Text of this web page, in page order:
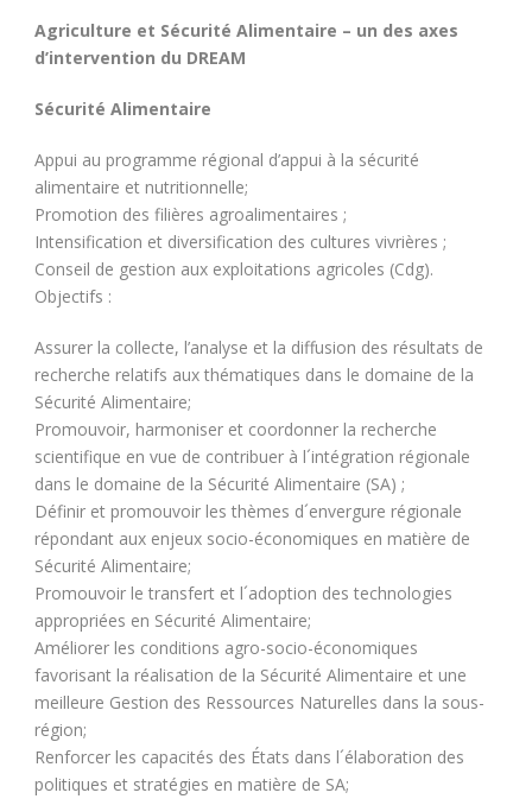
Agriculture et Sécurité Alimentaire – un des axes
d’intervention du DREAM
Sécurité Alimentaire
Appui au programme régional d’appui à la sécurité
alimentaire et nutritionnelle;
Promotion des filières agroalimentaires ;
Intensification et diversification des cultures vivrières ;
Conseil de gestion aux exploitations agricoles (Cdg).
Objectifs :
Assurer la collecte, l’analyse et la diffusion des résultats de
recherche relatifs aux thématiques dans le domaine de la
Sécurité Alimentaire;
Promouvoir, harmoniser et coordonner la recherche
scientifique en vue de contribuer à l´intégration régionale
dans le domaine de la Sécurité Alimentaire (SA) ;
Définir et promouvoir les thèmes d´envergure régionale
répondant aux enjeux socio-économiques en matière de
Sécurité Alimentaire;
Promouvoir le transfert et l´adoption des technologies
appropriées en Sécurité Alimentaire;
Améliorer les conditions agro-socio-économiques
favorisant la réalisation de la Sécurité Alimentaire et une
meilleure Gestion des Ressources Naturelles dans la sous-
région;
Renforcer les capacités des États dans l´élaboration des
politiques et stratégies en matière de SA;